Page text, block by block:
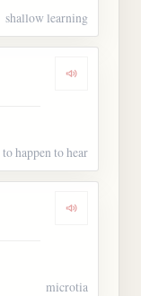
shallow learning
Dengarkan
to happen to hear
Dengarkan
microtia